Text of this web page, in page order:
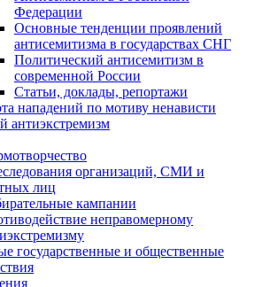
Федерации
Основные тенденции проявлений
антисемитизма в государствах СНГ
Политический антисемитизм в
современной России
Статьи, доклады, репортажи
нападений по мотиву ненависти
антиэкстремизм
организаций, СМИ и
лиц
кампании
неправомерному
государственные и общественные